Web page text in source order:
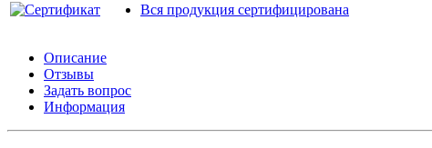
Вся продукция сертифицирована
Описание
Отзывы
Задать вопрос
Информация